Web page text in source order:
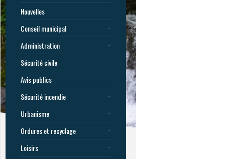
Nouvelles
Conseil municipal
Administration
Sécurité civile
Avis publics
Sécurité incendie
Urbanisme
Ordures et recyclage
Loisirs